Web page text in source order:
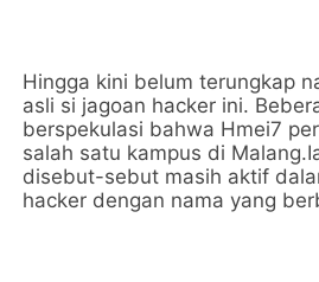
Hingga kini belum terungkap
asli si jagoan hacker ini.
berspekulasi bahwa Hmei7
salah satu kampus di
disebut-sebut masih aktif
hacker dengan nama yang